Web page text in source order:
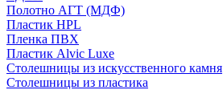
Полотно АГТ (МДФ)
Пластик HPL
Пленка ПВХ
Пластик Alvic Luxe
Столешницы из искусственного камня
Столешницы из пластика